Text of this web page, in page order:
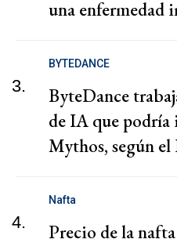
una enfermedad
3.
BYTEDANCE
ByteDance
de IA que podría
Mythos, según el
4.
Nafta
Precio de la